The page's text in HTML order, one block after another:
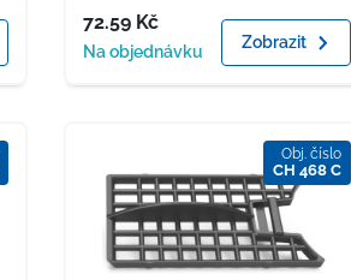
Cena
72.59 Kč
Dostupnost
Na objednávku Zobrazit
Obj. číslo
CH 468 C